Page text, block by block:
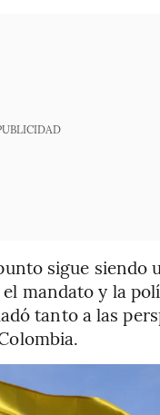
sigue siendo
mandato y la
tanto a las